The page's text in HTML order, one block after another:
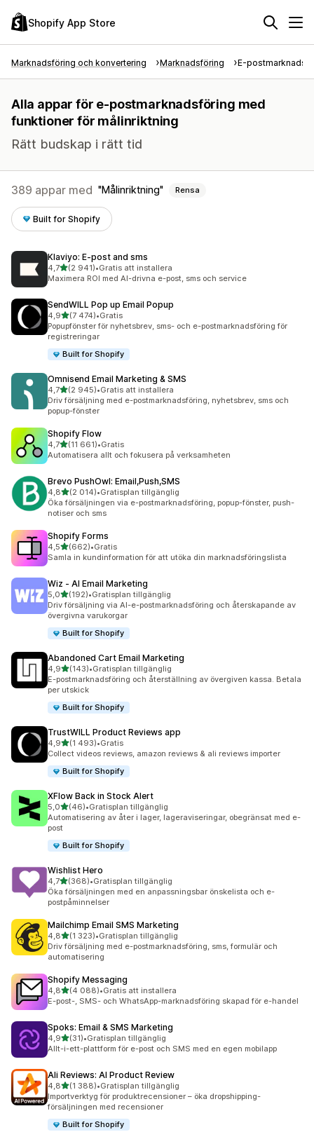
Shopify App Store
Marknadsföring och konvertering Marknadsföring E-
Alla appar för e-postmarknadsföring med
funktioner för målinriktning
Rätt budskap i rätt tid
389 appar med Målinriktning Rensa
Built for Shopify
Klaviyo: E‑post and sms
4,7av 5 stjärnor
(2 941)
2941 recensioner totalt
•Gratis att installera
Maximera ROI med AI-drivna e-post, sms och service
SendWILL Pop up Email Popup
4,9av 5 stjärnor
(7 474)
7474 recensioner totalt
•Gratis
Popupfönster för nyhetsbrev, sms- och e-postmarknadsföring för
registreringar
Built for Shopify
Omnisend Email Marketing & SMS
4,7av 5 stjärnor
(2 945)
2945 recensioner totalt
•Gratis att installera
Driv försäljning med e-postmarknadsföring, nyhetsbrev, sms och
popup-fönster
Shopify Flow
4,7av 5 stjärnor
(11 661)
11661 recensioner totalt
•Gratis
Automatisera allt och fokusera på verksamheten
Brevo PushOwl: Email,Push,SMS
4,8av 5 stjärnor
(2 014)
2014 recensioner totalt
•Gratisplan tillgänglig
Öka försäljningen via e-postmarknadsföring, popup-fönster, push-
notiser och sms
Shopify Forms
4,5av 5 stjärnor
(662)
662 recensioner totalt
•Gratis
Samla in kundinformation för att utöka din marknadsföringslista
Wiz ‑ AI Email Marketing
5,0av 5 stjärnor
(192)
192 recensioner totalt
•Gratisplan tillgänglig
Driv försäljning via AI-e-postmarknadsföring och återskapande av
övergivna varukorgar
Built for Shopify
Abandoned Cart Email Marketing
4,9av 5 stjärnor
(143)
143 recensioner totalt
•Gratisplan tillgänglig
E-postmarknadsföring och återställning av övergiven kassa. Betala
per utskick
Built for Shopify
TrustWILL Product Reviews app
4,9av 5 stjärnor
(1 493)
1493 recensioner totalt
•Gratis
Collect videos reviews, amazon reviews & ali reviews importer
Built for Shopify
XFlow Back in Stock Alert
5,0av 5 stjärnor
(46)
46 recensioner totalt
•Gratisplan tillgänglig
Automatisering av åter i lager, lageraviseringar, obegränsat med e-
post
Built for Shopify
Wishlist Hero
4,7av 5 stjärnor
(368)
368 recensioner totalt
•Gratisplan tillgänglig
Öka försäljningen med en anpassningsbar önskelista och e-
postpåminnelser
Mailchimp Email SMS Marketing
4,8av 5 stjärnor
(1 323)
1323 recensioner totalt
•Gratisplan tillgänglig
Driv försäljning med e-postmarknadsföring, sms, formulär och
automatisering
Shopify Messaging
4,8av 5 stjärnor
(4 088)
4088 recensioner totalt
•Gratis att installera
E-post-, SMS- och WhatsApp-marknadsföring skapad för e-handel
Spoks: Email & SMS Marketing
4,9av 5 stjärnor
(31)
31 recensioner totalt
•Gratisplan tillgänglig
Allt-i-ett-plattform för e-post och SMS med en egen mobilapp
Ali Reviews: AI Product Review
4,8av 5 stjärnor
(1 388)
1388 recensioner totalt
•Gratisplan tillgänglig
Importverktyg för produktrecensioner – öka dropshipping-
försäljningen med recensioner
Built for Shopify